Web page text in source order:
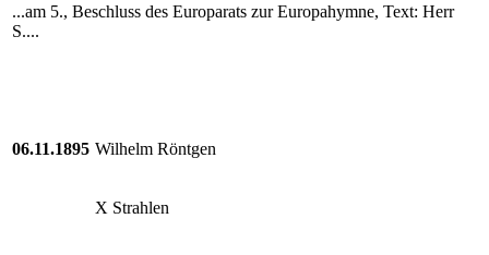
...am 5., Beschluss des Europarats zur Europahymne, Text: Herr
S....
06.11.1895 Wilhelm Röntgen
X Strahlen